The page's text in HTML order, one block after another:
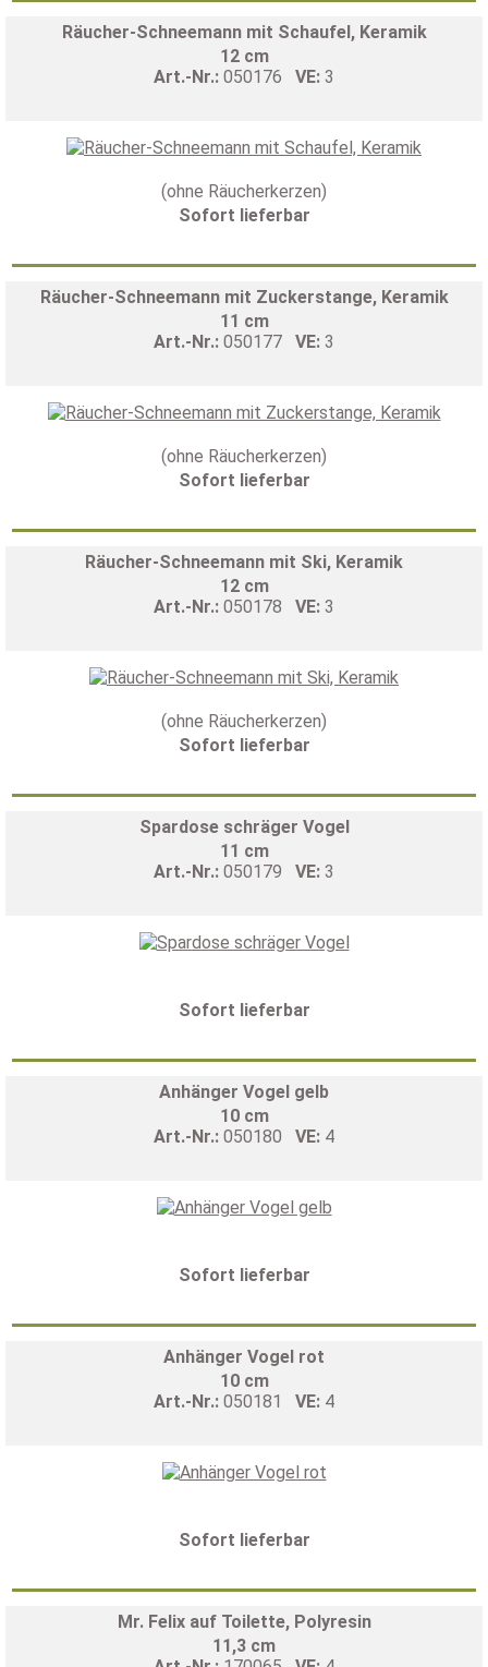
Räucher-Schneemann mit Schaufel, Keramik
12 cm
Art.-Nr.: 050176 VE: 3
(ohne Räucherkerzen)
Sofort lieferbar
Räucher-Schneemann mit Zuckerstange, Keramik
11 cm
Art.-Nr.: 050177 VE: 3
(ohne Räucherkerzen)
Sofort lieferbar
Räucher-Schneemann mit Ski, Keramik
12 cm
Art.-Nr.: 050178 VE: 3
(ohne Räucherkerzen)
Sofort lieferbar
Spardose schräger Vogel
11 cm
Art.-Nr.: 050179 VE: 3
Sofort lieferbar
Anhänger Vogel gelb
10 cm
Art.-Nr.: 050180 VE: 4
Sofort lieferbar
Anhänger Vogel rot
10 cm
Art.-Nr.: 050181 VE: 4
Sofort lieferbar
Mr. Felix auf Toilette, Polyresin
11,3 cm